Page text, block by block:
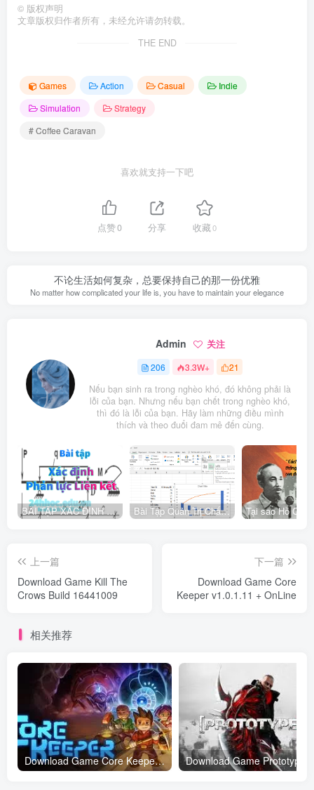
© 版权声明
文章版权归作者所有，未经允许请勿转载。
THE END
Games Action Casual
Indie
Simulation
Strategy
# Coffee Caravan
喜欢就支持一下吧
点赞0 分享 收藏0
不论生活如何复杂，总要保持自己的那一份优雅
No matter how complicated your life is, you have to maintain your elegance
Admin 关注
206 3.3W+ 21
Nếu bạn sinh ra trong nghèo khó, đó không phải là
lỗi của bạn. Nhưng nếu bạn chết trong nghèo khó,
thì đó là lỗi của bạn. Hãy làm những điều mình
thích và theo đuổi đam mê đến cùng.
BÀI TẬP XÁC ĐỊNH PHẢN LỰC LIÊN KẾT Bài Tập Quản Trị Chất Lượng Trong Doanh Nghiệp Công Nghiệp
上一篇
Download Game Kill The
Crows Build 16441009
下一篇
Download Game Core
Keeper v1.0.1.11 + OnLine
相关推荐
Download Game Core Keeper v1.0.1.11 + OnLine Download Game Prototype 2